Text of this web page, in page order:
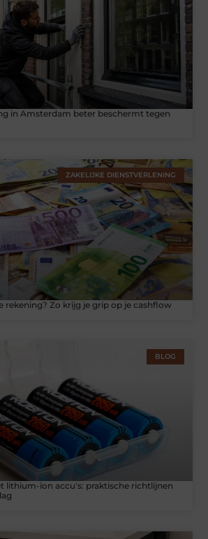
in Amsterdam beter beschermt tegen
ZAKELIJKE DIENSTVERLENING
rekening? Zo krijg je grip op je cashflow
BLOG
lithium-ion accu's: praktische richtlijnen